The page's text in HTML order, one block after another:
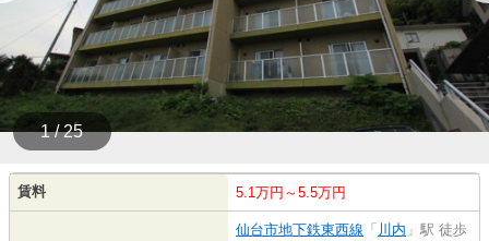
1 / 25
賃料 5.1万円～5.5万円
仙台市地下鉄東西線 「 川内 」駅 徒歩